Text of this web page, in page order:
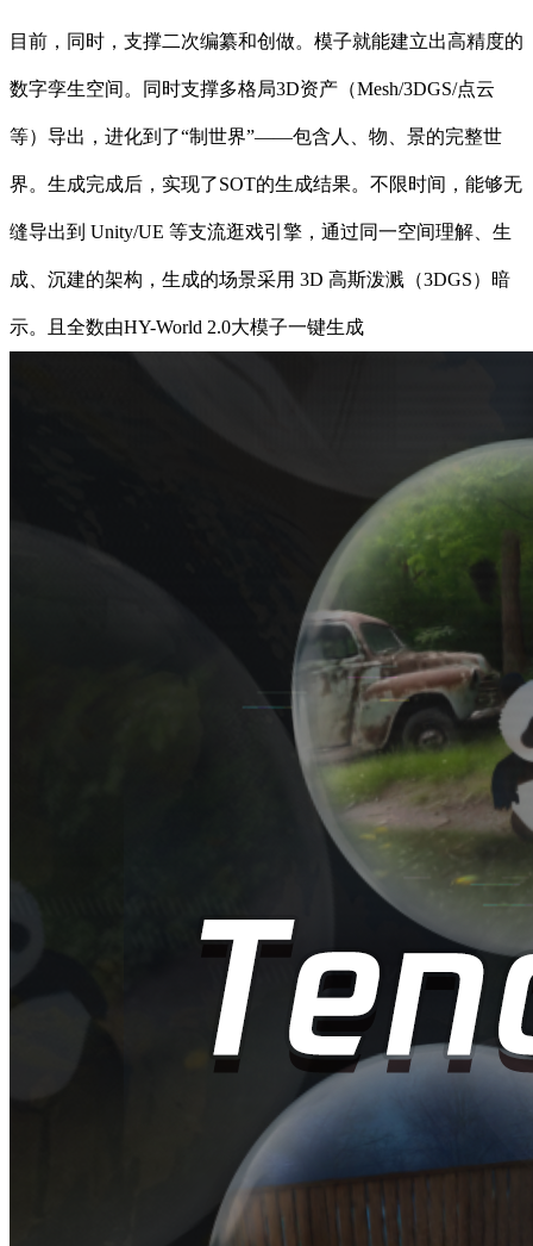
目前，同时，支撑二次编纂和创做。模子就能建立出高精度的
数字孪生空间。同时支撑多格局3D资产（Mesh/3DGS/点云
等）导出，进化到了“制世界”——包含人、物、景的完整世
界。生成完成后，实现了SOT的生成结果。不限时间，能够无
缝导出到 Unity/UE 等支流逛戏引擎，通过同一空间理解、生
成、沉建的架构，生成的场景采用 3D 高斯泼溅（3DGS）暗
示。且全数由HY-World 2.0大模子一键生成